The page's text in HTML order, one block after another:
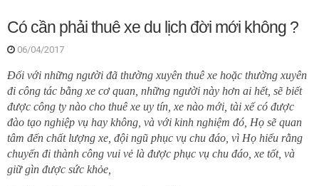
Có cần phải thuê xe du lịch đời mới không ?
06/04/2017
Đối với những người đã thường xuyên thuê xe hoặc thường xuyên
đi công tác bằng xe cơ quan, những người này hơn ai hết, sẽ biết
được công ty nào cho thuê xe uy tín, xe nào mới, tài xế có được
đào tạo nghiệp vụ hay không, và với kinh nghiệm đó, Họ sẽ quan
tâm đến chất lượng xe, đội ngũ phục vụ chu đáo, vì Họ hiểu rằng
chuyến đi thành công vui vẻ là được phục vụ chu đáo, xe tốt, và
giữ gìn được sức khỏe,